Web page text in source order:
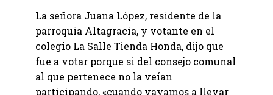
La señora Juana López, residente de la
parroquia Altagracia, y votante en el
colegio La Salle Tienda Honda, dijo que
fue a votar porque si del consejo comunal
al que pertenece no la veían
participando, «cuando vayamos a llevar